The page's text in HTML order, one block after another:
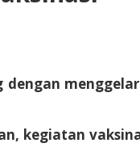
dengan
kegiatan